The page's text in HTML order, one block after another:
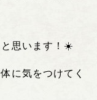
と思います！☀️
に気をつけてく